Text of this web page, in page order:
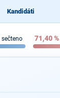
Kandidáti
sečteno 71,40%